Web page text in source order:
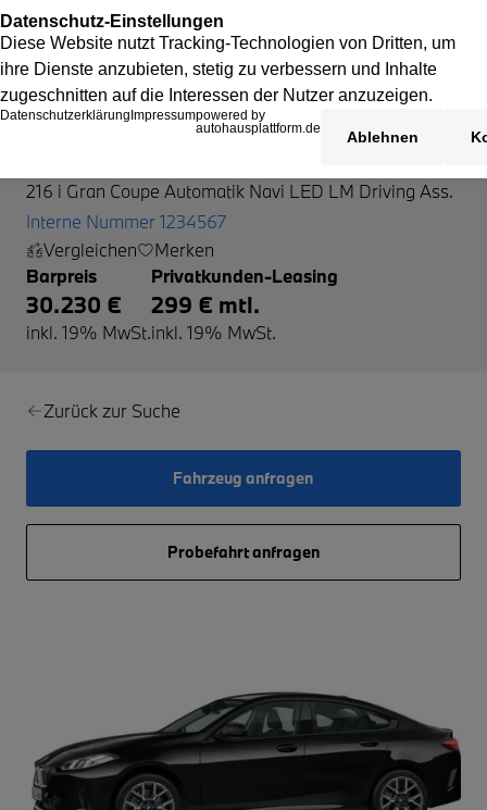
216 i Gran Coupe Automatik Navi LED LM Driving Ass.
Interne Nummer 1234567
Vergleichen
Merken
Barpreis
30.230 €
inkl. 19% MwSt.
Privatkunden-Leasing
299 € mtl.
inkl. 19% MwSt.
Zurück zur Suche
Fahrzeug anfragen
Probefahrt anfragen